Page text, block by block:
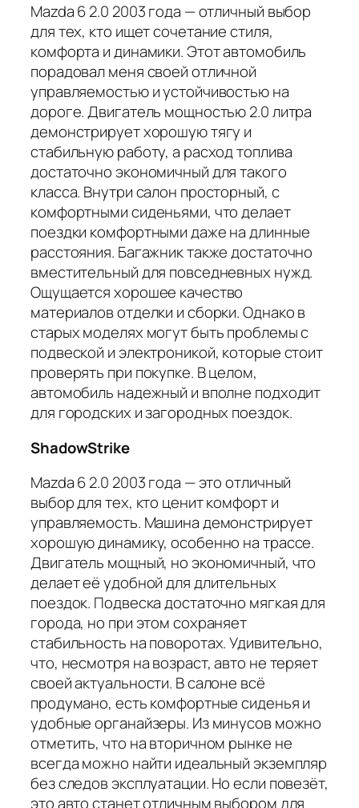
Mazda 6 2.0 2003 года — отличный выбор
для тех, кто ищет сочетание стиля,
комфорта и динамики. Этот автомобиль
порадовал меня своей отличной
управляемостью и устойчивостью на
дороге. Двигатель мощностью 2.0 литра
демонстрирует хорошую тягу и
стабильную работу, а расход топлива
достаточно экономичный для такого
класса. Внутри салон просторный, с
комфортными сиденьями, что делает
поездки комфортными даже на длинные
расстояния. Багажник также достаточно
вместительный для повседневных нужд.
Ощущается хорошее качество
материалов отделки и сборки. Однако в
старых моделях могут быть проблемы с
подвеской и электроникой, которые стоит
проверять при покупке. В целом,
автомобиль надежный и вполне подходит
для городских и загородных поездок.
ShadowStrike
Mazda 6 2.0 2003 года — это отличный
выбор для тех, кто ценит комфорт и
управляемость. Машина демонстрирует
хорошую динамику, особенно на трассе.
Двигатель мощный, но экономичный, что
делает её удобной для длительных
поездок. Подвеска достаточно мягкая для
города, но при этом сохраняет
стабильность на поворотах. Удивительно,
что, несмотря на возраст, авто не теряет
своей актуальности. В салоне всё
продумано, есть комфортные сиденья и
удобные органайзеры. Из минусов можно
отметить, что на вторичном рынке не
всегда можно найти идеальный экземпляр
без следов эксплуатации. Но если повезёт,
это авто станет отличным выбором для